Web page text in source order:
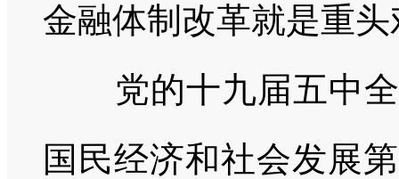
金融体制改革就是重头
党的十九届五中全
国民经济和社会发展